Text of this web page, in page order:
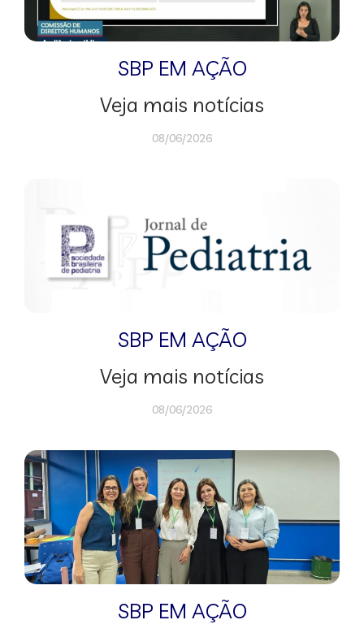
SBP EM AÇÃO
Veja mais notícias
08/06/2026
SBP EM AÇÃO
Veja mais notícias
08/06/2026
SBP EM AÇÃO